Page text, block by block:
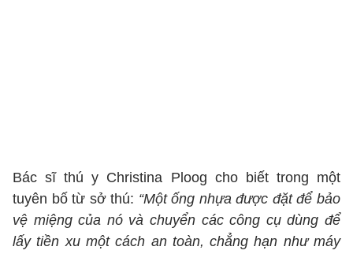
Bác sĩ thú y Christina Ploog cho biết trong một
tuyên bố từ sở thú: “Một ống nhựa được đặt để bảo
vệ miệng của nó và chuyển các công cụ dùng để
lấy tiền xu một cách an toàn, chẳng hạn như máy